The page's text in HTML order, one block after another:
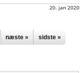
20. jan 2020
næste » sidste »